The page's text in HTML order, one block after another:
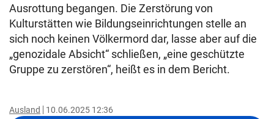
Ausrottung begangen. Die Zerstörung von
Kulturstätten wie Bildungseinrichtungen stelle an
sich noch keinen Völkermord dar, lasse aber auf die
„genozidale Absicht“ schließen, „eine geschützte
Gruppe zu zerstören“, heißt es in dem Bericht.
Ausland 10.06.2025 12:36